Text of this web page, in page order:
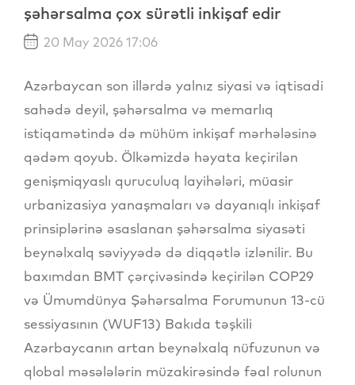
şəhərsalma çox sürətli inkişaf edir
20 May 2026 17:06
Azərbaycan son illərdə yalnız siyasi və iqtisadi
sahədə deyil, şəhərsalma və memarlıq
istiqamətində də mühüm inkişaf mərhələsinə
qədəm qoyub. Ölkəmizdə həyata keçirilən
genişmiqyaslı quruculuq layihələri, müasir
urbanizasiya yanaşmaları və dayanıqlı inkişaf
prinsiplərinə əsaslanan şəhərsalma siyasəti
beynəlxalq səviyyədə də diqqətlə izlənilir. Bu
baxımdan BMT çərçivəsində keçirilən COP29
və Ümumdünya Şəhərsalma Forumunun 13-cü
sessiyasının (WUF13) Bakıda təşkili
Azərbaycanın artan beynəlxalq nüfuzunun və
qlobal məsələlərin müzakirəsində fəal rolunun